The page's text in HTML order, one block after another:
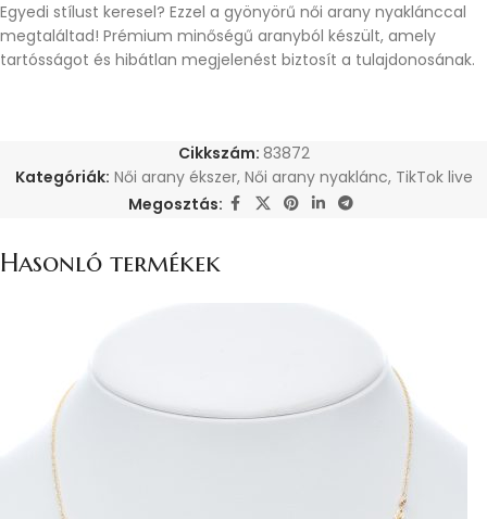
Egyedi stílust keresel? Ezzel a gyönyörű női arany nyaklánccal
megtaláltad! Prémium minőségű aranyból készült, amely
tartósságot és hibátlan megjelenést biztosít a tulajdonosának.
Cikkszám: 83872
Kategóriák: Női arany ékszer, Női arany nyaklánc, TikTok live
Megosztás:
Hasonló termékek